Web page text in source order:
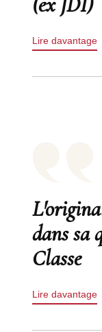
Lire davantage
dans sa
Classe
Lire davantage